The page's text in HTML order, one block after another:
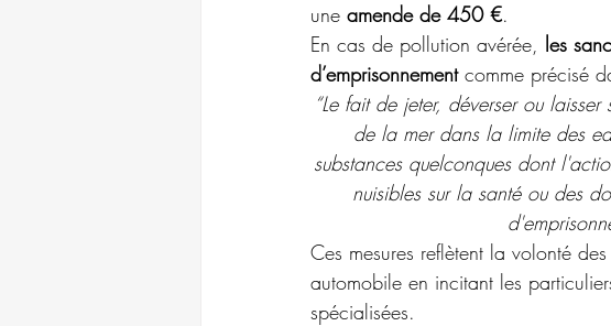
une amende de 450 €.
En cas de pollution avérée, les
d’emprisonnement comme précisé
“Le fait de jeter, déverser ou
de la mer dans la limite des
substances quelconques dont
nuisibles sur la santé ou des
Ces mesures reflètent la volonté
automobile en incitant les
spécialisées.